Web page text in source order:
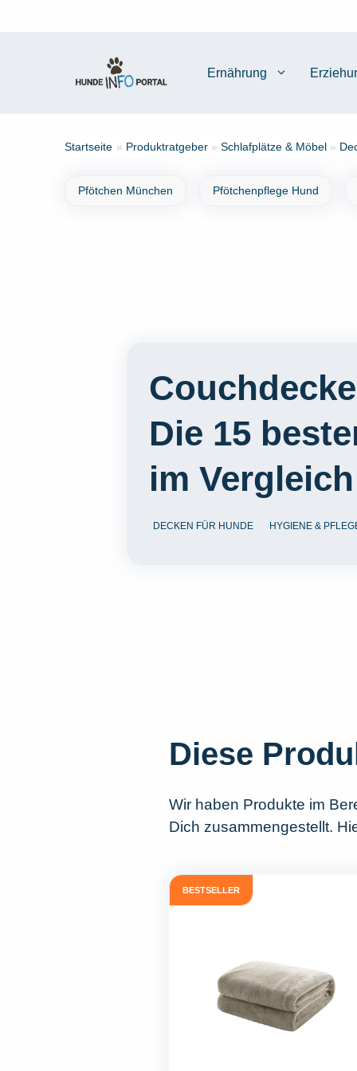
Ernährung
Startseite » Produktratgeber » Schlafplätze & Möbel »
Pfötchen München Pfötchenpflege Hund
Die 15
im Vergleich
DECKEN FÜR HUNDE HYGIENE &
Diese
Wir haben Produkte im
Dich zusammengestellt.
BESTSELLER